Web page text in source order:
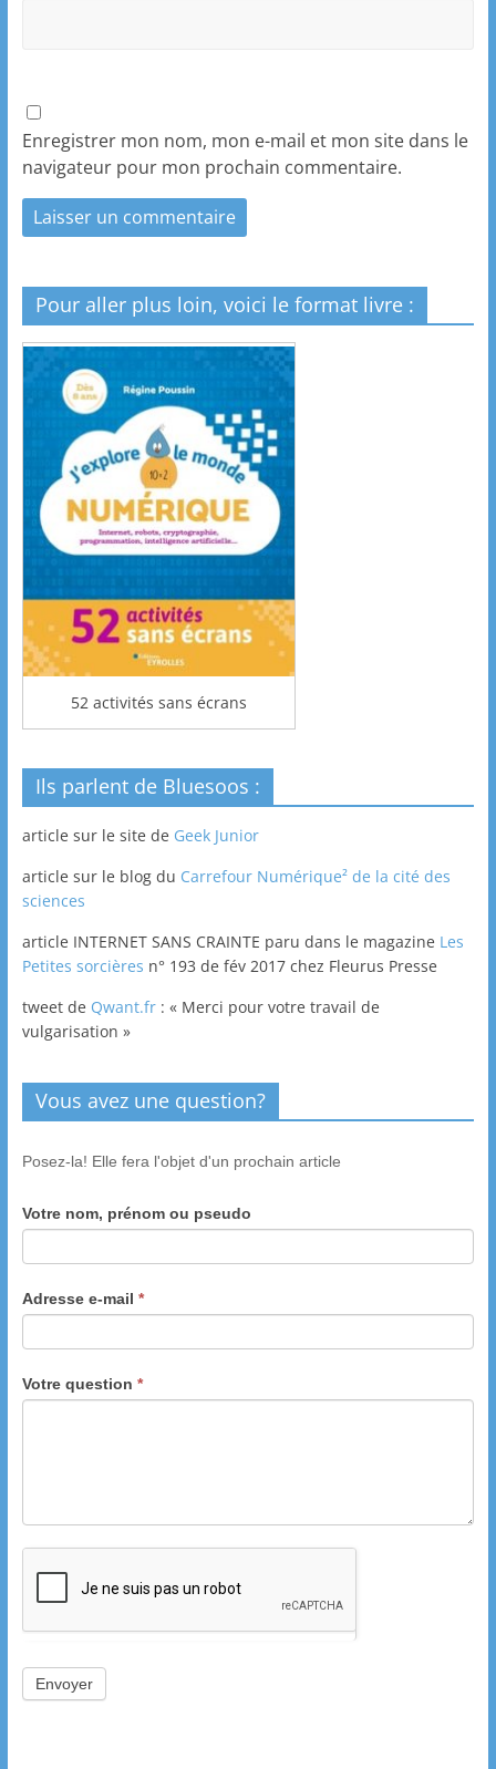
Enregistrer mon nom, mon e-mail et mon site dans le
navigateur pour mon prochain commentaire.
Pour aller plus loin, voici le format livre :
52 activités sans écrans
Ils parlent de Bluesoos :
article sur le site de Geek Junior
article sur le blog du Carrefour Numérique² de la cité des
sciences
article INTERNET SANS CRAINTE paru dans le magazine Les
Petites sorcières n° 193 de fév 2017 chez Fleurus Presse
tweet de Qwant.fr: « Merci pour votre travail de
vulgarisation »
Vous avez une question?
Posez-la! Elle fera l'objet d'un prochain article
Votre nom, prénom ou pseudo
Adresse e-mail *
Votre question *